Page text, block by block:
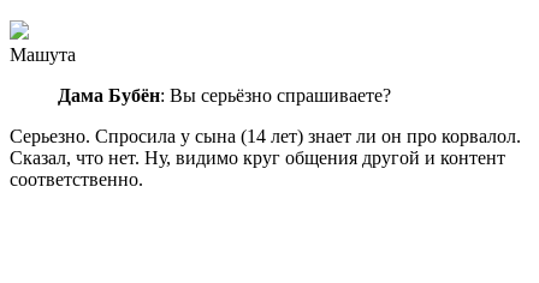
Машута
Дама Бубён: Вы серьёзно спрашиваете?
Серьезно. Спросила у сына (14 лет) знает ли он про корвалол.
Сказал, что нет. Ну, видимо круг общения другой и контент
соответственно.